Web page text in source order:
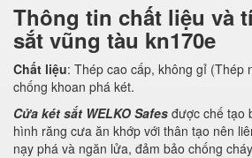
Thông tin chất liệu và
sắt vũng tàu kn170e
Chất liệu: Thép cao cấp, không gỉ (Thép
chống khoan phá két.
Cửa két sắt WELKO Safes được chế tạo
hình răng cưa ăn khớp với thân tạo nên
nạy phá và ngăn lửa, đảm bảo chống